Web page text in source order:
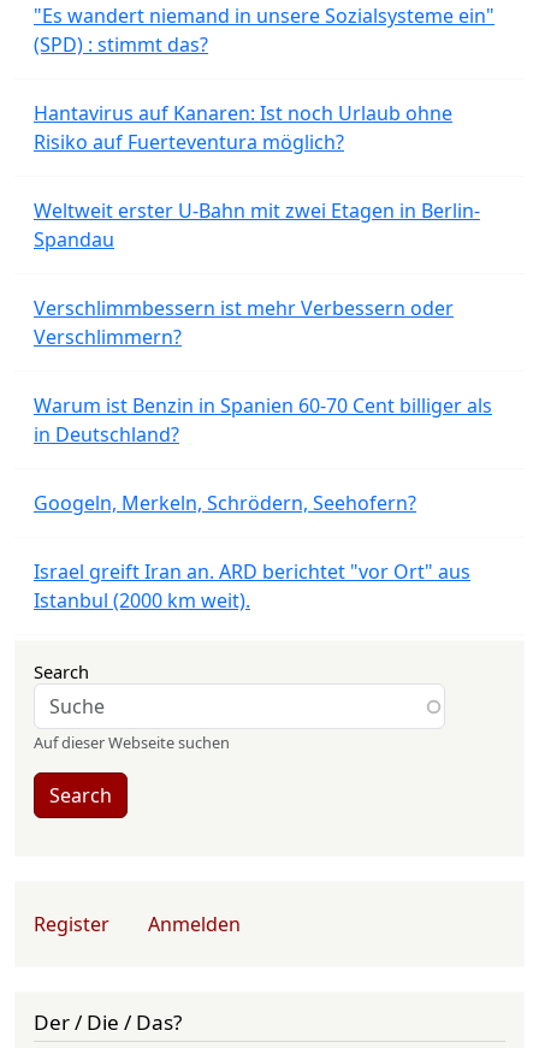
"Es wandert niemand in unsere Sozialsysteme ein"
(SPD) : stimmt das?
Hantavirus auf Kanaren: Ist noch Urlaub ohne
Risiko auf Fuerteventura möglich?
Weltweit erster U-Bahn mit zwei Etagen in Berlin-
Spandau
Verschlimmbessern ist mehr Verbessern oder
Verschlimmern?
Warum ist Benzin in Spanien 60-70 Cent billiger als
in Deutschland?
Googeln, Merkeln, Schrödern, Seehofern?
Israel greift Iran an. ARD berichtet "vor Ort" aus
Istanbul (2000 km weit).
Search
Auf dieser Webseite suchen
Search
User account menu
Register Anmelden
Der / Die / Das?